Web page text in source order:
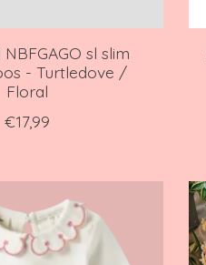
sl slim
- Turtledove /
Floral
€17,99